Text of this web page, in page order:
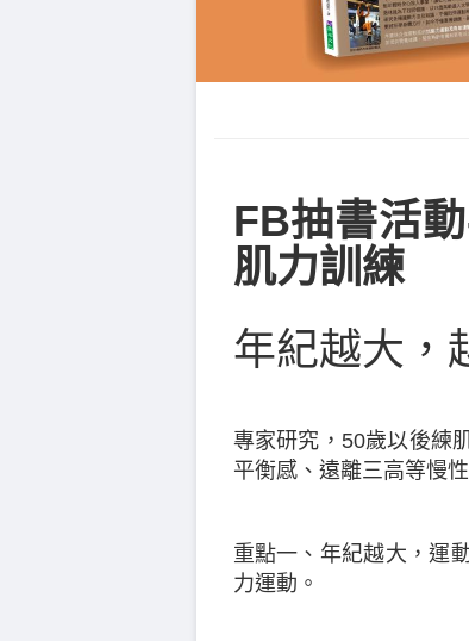
FB抽書活
肌力訓練
年紀越大，
專家研究，50歲以後練
平衡感、遠離三高等慢
重點一、年紀越大，運
力運動。